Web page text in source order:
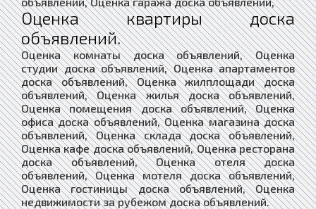
Оценка квартиры доска
объявлений.
Оценка комнаты доска объявлений, Оценка
студии доска объявлений, Оценка апартаментов
доска объявлений, Оценка жилплощади доска
объявлений, Оценка жилья доска объявлений,
Оценка помещения доска объявлений, Оценка
офиса доска объявлений, Оценка магазина доска
объявлений, Оценка склада доска объявлений,
Оценка кафе доска объявлений, Оценка ресторана
доска объявлений, Оценка отеля доска
объявлений, Оценка мотеля доска объявлений,
Оценка гостиницы доска объявлений, Оценка
недвижимости за рубежом доска объявлений.